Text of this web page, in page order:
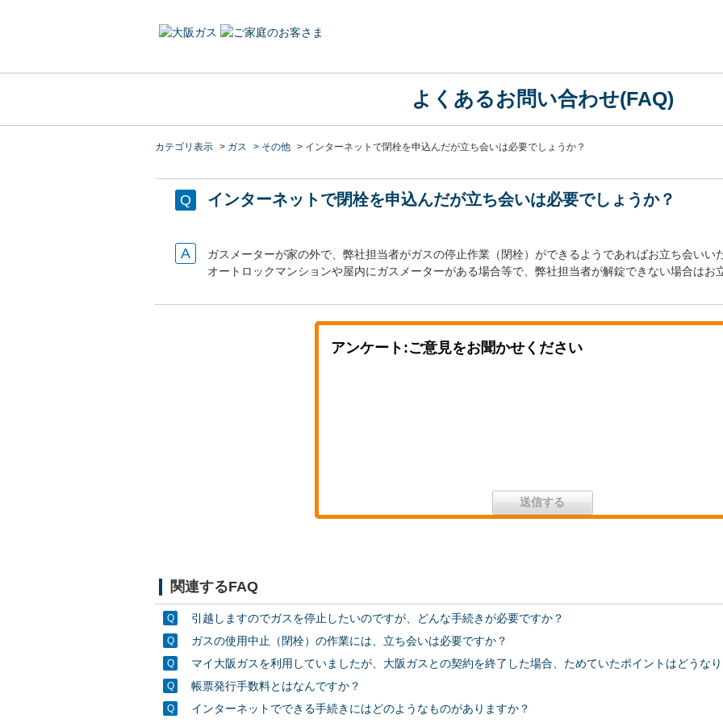
よくあるお問い合わせ(FAQ)
カテゴリ表示 > ガス > その他 > インターネットで閉栓を申込んだが立ち会いは必要でしょうか？
インターネットで閉栓を申込んだが立ち会いは必要でしょうか？
ガスメーターが家の外で、弊社担当者がガスの停止作業（閉栓）ができるようであればお立ち会いい
オートロックマンションや屋内にガスメーターがある場合等で、弊社担当者が解錠できない場合はお
アンケート:ご意見をお聞かせください
関連するFAQ
引越しますのでガスを停止したいのですが、どんな手続きが必要ですか？
ガスの使用中止（閉栓）の作業には、立ち会いは必要ですか？
マイ大阪ガスを利用していましたが、大阪ガスとの契約を終了した場合、ためていたポイントはどうな
帳票発行手数料とはなんですか？
インターネットでできる手続きにはどのようなものがありますか？